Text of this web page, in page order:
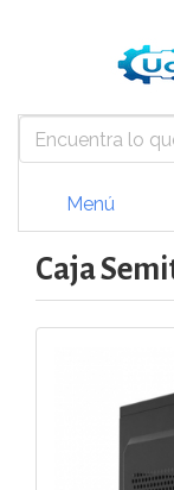
Menú
Caja